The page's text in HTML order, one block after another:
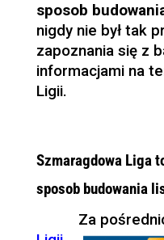
sposob
nigdy nie był tak
zapoznania się z
informacjami na
Ligii.
Szmaragdowa Liga
sposob budowania
Za